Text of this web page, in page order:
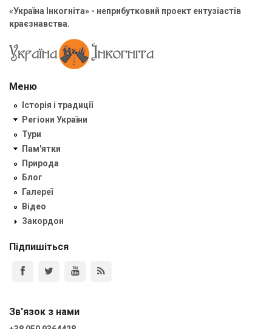
«Україна Інкогніта» - неприбутковий проект ентузіастів
краєзнавства.
Меню
Історія і традиції
Регіони України
Тури
Пам'ятки
Природа
Блог
Галереї
Відео
Закордон
Підпишіться
Зв'язок з нами